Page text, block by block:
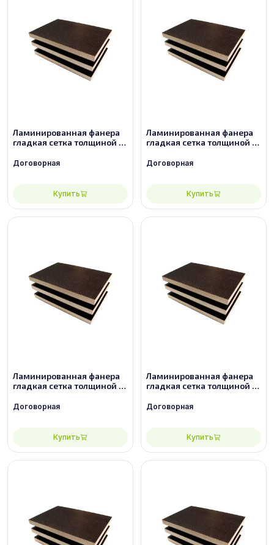
Ламинированная фанера
гладкая сетка толщиной 9
сорт 3/3
Договорная
Купить
Ламинированная фанера
гладкая сетка толщиной 12
сорт 2/2
Договорная
Купить
Ламинированная фанера
гладкая сетка толщиной 12
сорт 3/3
Договорная
Купить
Ламинированная фанера
гладкая сетка толщиной 15
сорт 2/2
Договорная
Купить